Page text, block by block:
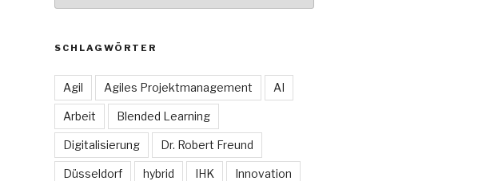
SCHLAGWÖRTER
Agil Agiles Projektmanagement AI
Arbeit Blended Learning
Digitalisierung Dr. Robert Freund
Düsseldorf hybrid IHK Innovation